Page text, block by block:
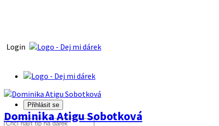
Login
Přihlásit se
Dominika Atigu Sobotková